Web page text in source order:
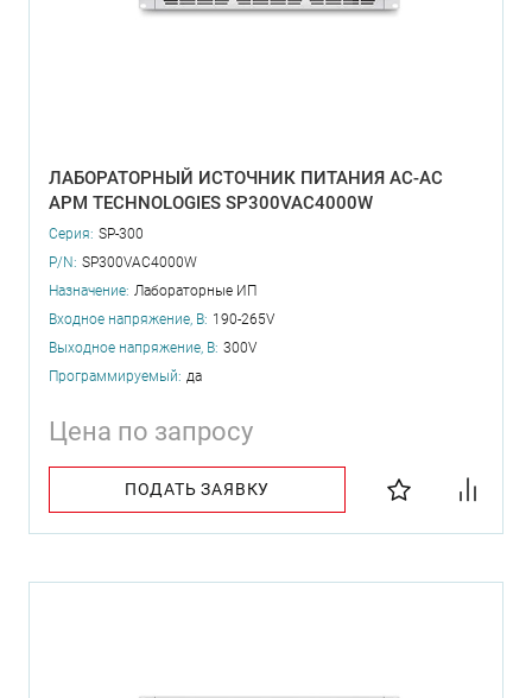
ЛАБОРАТОРНЫЙ ИСТОЧНИК ПИТАНИЯ AC-AC
APM TECHNOLOGIES SP300VAC4000W
Серия: SP-300
P/N: SP300VAC4000W
Назначение: Лабораторные ИП
Входное напряжение, В: 190-265V
Выходное напряжение, В: 300V
Программируемый: да
Цена по запросу
ПОДАТЬ ЗАЯВКУ